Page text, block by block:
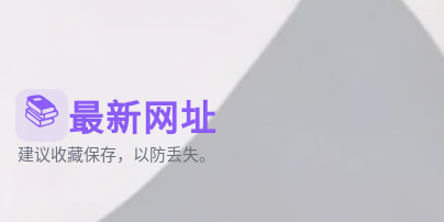
📚 最新网址
建议收藏保存，以防丢失。